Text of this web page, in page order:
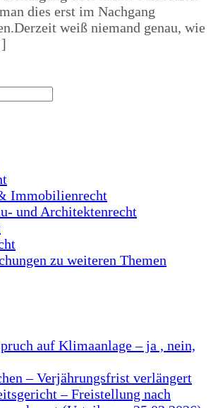
dies erst im Nachgang
weiß niemand genau, wie
Immobilienrecht
und Architektenrecht
zu weiteren Themen
auf Klimaanlage – ja , nein,
– Verjährungsfrist verlängert
– Freistellung nach